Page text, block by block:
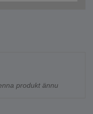
produkt ännu